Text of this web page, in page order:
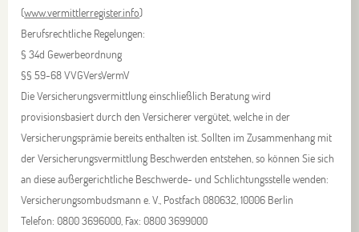
(www.vermittlerregister.info)
Berufsrechtliche Regelungen:
§ 34d Gewerbeordnung
§§ 59-68 VVGVersVermV
Die Versicherungsvermittlung einschließlich Beratung wird
provisionsbasiert durch den Versicherer vergütet, welche in der
Versicherungsprämie bereits enthalten ist. Sollten im Zusammenhang mit
der Versicherungsvermittlung Beschwerden entstehen, so können Sie sich
an diese außergerichtliche Beschwerde- und Schlichtungsstelle wenden:
Versicherungsombudsmann e. V., Postfach 080632, 10006 Berlin
Telefon: 0800 3696000, Fax: 0800 3699000